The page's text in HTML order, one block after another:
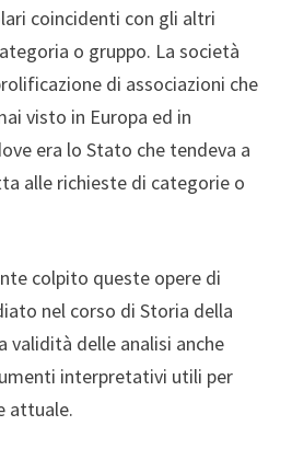
coincidenti con gli altri
o gruppo. La società
di associazioni che
visto in Europa ed in
era lo Stato che tendeva a
alle richieste di categorie o
colpito queste opere di
nel corso di Storia della
validità delle analisi anche
interpretativi utili per
attuale.